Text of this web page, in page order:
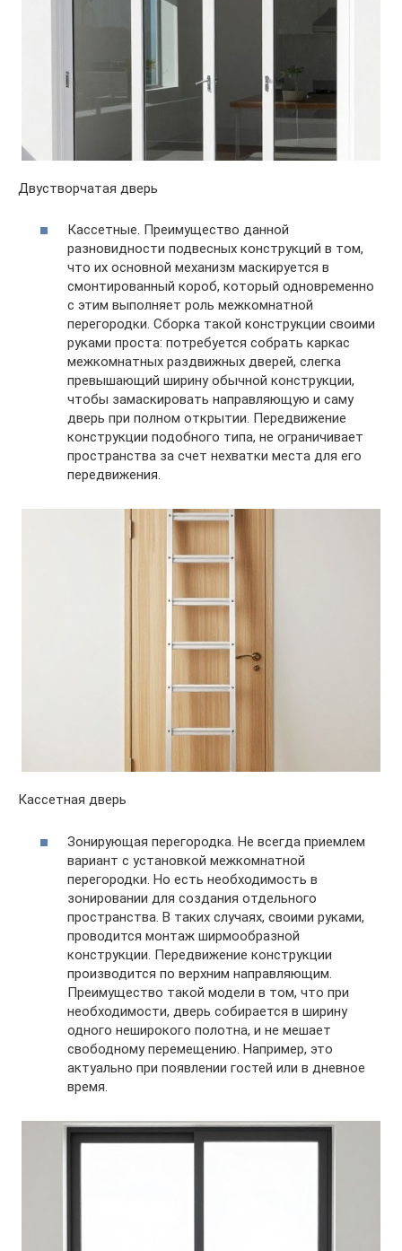
Двустворчатая дверь
Кассетные. Преимущество данной
разновидности подвесных конструкций в том,
что их основной механизм маскируется в
смонтированный короб, который одновременно
с этим выполняет роль межкомнатной
перегородки. Сборка такой конструкции своими
руками проста: потребуется собрать каркас
межкомнатных раздвижных дверей, слегка
превышающий ширину обычной конструкции,
чтобы замаскировать направляющую и саму
дверь при полном открытии. Передвижение
конструкции подобного типа, не ограничивает
пространства за счет нехватки места для его
передвижения.
Кассетная дверь
Зонирующая перегородка. Не всегда приемлем
вариант с установкой межкомнатной
перегородки. Но есть необходимость в
зонировании для создания отдельного
пространства. В таких случаях, своими руками,
проводится монтаж ширмообразной
конструкции. Передвижение конструкции
производится по верхним направляющим.
Преимущество такой модели в том, что при
необходимости, дверь собирается в ширину
одного неширокого полотна, и не мешает
свободному перемещению. Например, это
актуально при появлении гостей или в дневное
время.